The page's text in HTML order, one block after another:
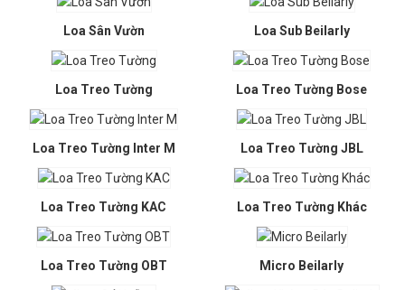
Loa Sân Vườn Loa Sub Beilarly
Loa Treo Tường Loa Treo Tường Bose
Loa Treo Tường Inter M Loa Treo Tường JBL
Loa Treo Tường KAC Loa Treo Tường Khác
Loa Treo Tường OBT Micro Beilarly